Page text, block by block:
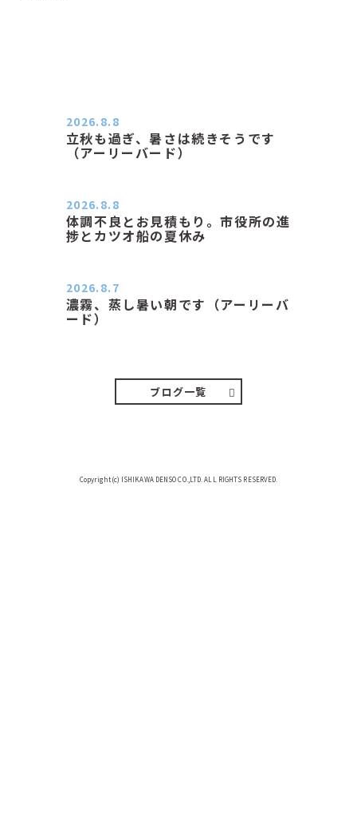
立秋も過ぎ、暑さは続きそうです
（アーリーバード）
2026.8.8
体調不良とお見積もり。市役所の進
捗とカツオ船の夏休み
2026.8.8
濃霧、蒸し暑い朝です（アーリーバ
ード）
2026.8.7
ブログ一覧
Copyright(c) ISHIKAWA DENSO CO.,LTD. ALL RIGHTS RESERVED.